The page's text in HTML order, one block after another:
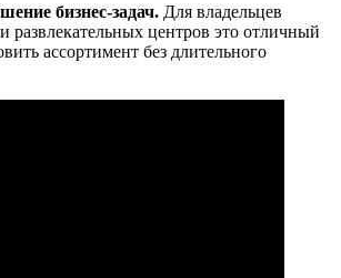
бизнес-задач. Для владельцев
развлекательных центров это отличный
ассортимент без длительного